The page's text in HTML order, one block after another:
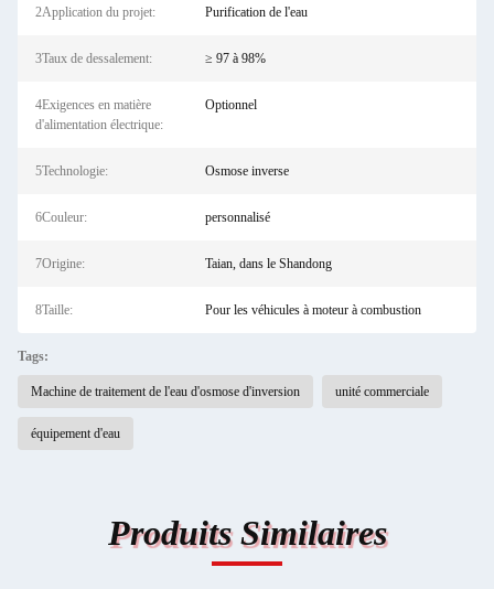
2Application du projet: Purification de l'eau
3Taux de dessalement: ≥ 97 à 98%
4Exigences en matière
d'alimentation électrique:
Optionnel
5Technologie: Osmose inverse
6Couleur: personnalisé
7Origine: Taian, dans le Shandong
8Taille: Pour les véhicules à moteur à combustion
Tags:
Machine de traitement de l'eau d'osmose d'inversion unité commerciale
équipement d'eau
Produits Similaires